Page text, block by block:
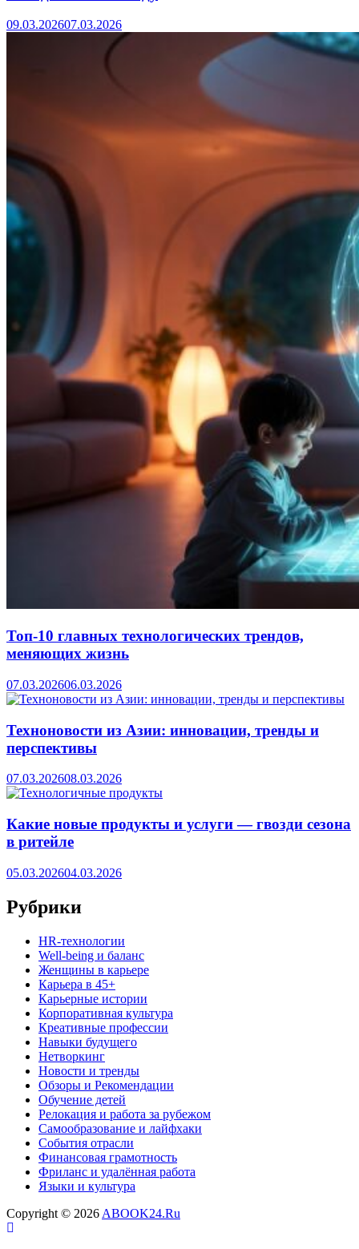
09.03.202607.03.2026
Топ-10 главных технологических трендов,
меняющих жизнь
07.03.202606.03.2026
Техноновости из Азии: инновации, тренды и
перспективы
07.03.202608.03.2026
Какие новые продукты и услуги — гвозди сезона
в ритейле
05.03.202604.03.2026
Рубрики
HR‑технологии
Well-being и баланс
Женщины в карьере
Карьера в 45+
Карьерные истории
Корпоративная культура
Креативные профессии
Навыки будущего
Нетворкинг
Новости и тренды
Обзоры и Рекомендации
Обучение детей
Релокация и работа за рубежом
Самообразование и лайфхаки
События отрасли
Финансовая грамотность
Фриланс и удалённая работа
Языки и культура
Copyright © 2026 ABOOK24.Ru